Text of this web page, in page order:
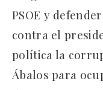
PSOE y
contra el
política la
Ábalos para